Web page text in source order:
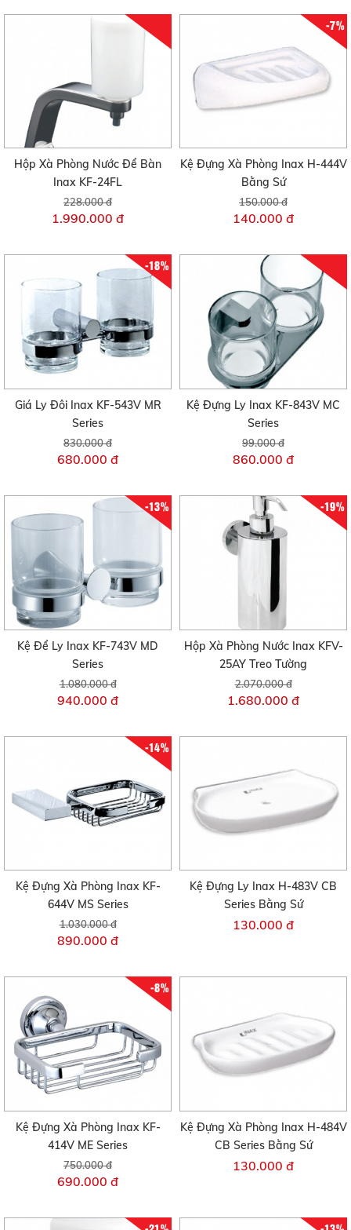
Hộp Xà Phòng Nước Để Bàn
Inax KF-24FL
228.000 đ
1.990.000 đ
-7%
Kệ Đựng Xà Phòng Inax H-444V
Bằng Sứ
150.000 đ
140.000 đ
-18%
Giá Ly Đôi Inax KF-543V MR
Series
830.000 đ
680.000 đ
Kệ Đựng Ly Inax KF-843V MC
Series
99.000 đ
860.000 đ
-13%
Kệ Để Ly Inax KF-743V MD
Series
1.080.000 đ
940.000 đ
-19%
Hộp Xà Phòng Nước Inax KFV-
25AY Treo Tường
2.070.000 đ
1.680.000 đ
-14%
Kệ Đựng Xà Phòng Inax KF-
644V MS Series
1.030.000 đ
890.000 đ
Kệ Đựng Ly Inax H-483V CB
Series Bằng Sứ
130.000 đ
-8%
Kệ Đựng Xà Phòng Inax KF-
414V ME Series
750.000 đ
690.000 đ
Kệ Đựng Xà Phòng Inax H-484V
CB Series Bằng Sứ
130.000 đ